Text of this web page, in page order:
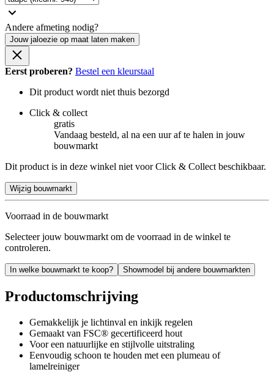
Andere afmeting nodig?
Jouw jaloezie op maat laten maken
Eerst proberen? Bestel een kleurstaal
Dit product wordt niet thuis bezorgd
Click & collect
gratis
Vandaag besteld, al na een uur af te halen in jouw
bouwmarkt
Dit product is in deze winkel niet voor Click & Collect beschikbaar.
Wijzig bouwmarkt
Voorraad in de bouwmarkt
Selecteer jouw bouwmarkt om de voorraad in de winkel te
controleren.
In welke bouwmarkt te koop? Showmodel bij andere bouwmarkten
Productomschrijving
Gemakkelijk je lichtinval en inkijk regelen
Gemaakt van FSC® gecertificeerd hout
Voor een natuurlijke en stijlvolle uitstraling
Eenvoudig schoon te houden met een plumeau of
lamelreiniger